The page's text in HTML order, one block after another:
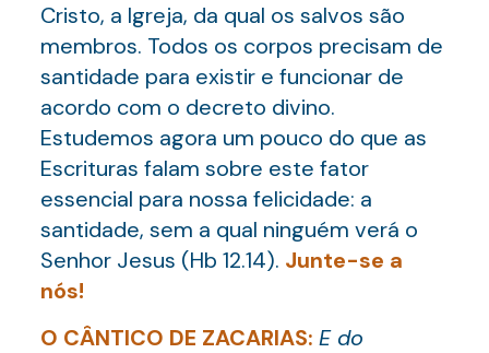
Cristo, a Igreja, da qual os salvos são
membros. Todos os corpos precisam de
santidade para existir e funcionar de
acordo com o decreto divino.
Estudemos agora um pouco do que as
Escrituras falam sobre este fator
essencial para nossa felicidade: a
santidade, sem a qual ninguém verá o
Senhor Jesus (Hb 12.14). Junte-se a
nós!
O CÂNTICO DE ZACARIAS: E do